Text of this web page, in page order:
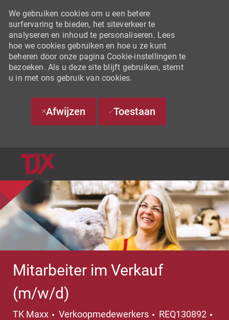
We gebruiken cookies om u een betere
surfervaring te bieden, het siteverkeer te
analyseren en inhoud te personaliseren. Lees
hoe we cookies gebruiken en hoe u ze kunt
beheren door onze pagina Cookie-instellingen te
bezoeken. Als u deze site blijft gebruiken, stemt
u in met ons gebruik van cookies.
Afwijzen Toestaan
Mitarbeiter im Verkauf
(m/w/d)
TK Maxx Categorie
Verkoopmedewerkers
REQ130892